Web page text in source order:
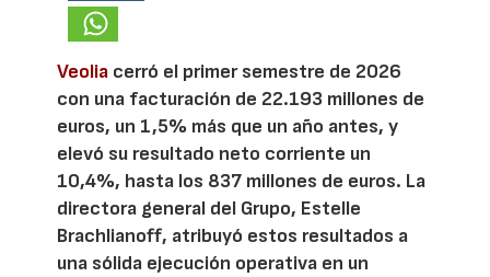
Veolia cerró el primer semestre de 2026
con una facturación de 22.193 millones de
euros, un 1,5% más que un año antes, y
elevó su resultado neto corriente un
10,4%, hasta los 837 millones de euros. La
directora general del Grupo, Estelle
Brachlianoff, atribuyó estos resultados a
una sólida ejecución operativa en un